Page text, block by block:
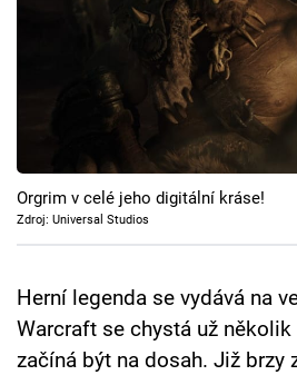
Cool Esport
Pořady
TV Program
Přihlášení
Orgrim v celé jeho digitální kráse!
Zdroj: Universal Studios
Herní legenda se vydává na
Warcraft se chystá už
začíná být na dosah. Již brzy